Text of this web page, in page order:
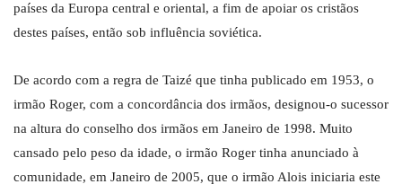
países da Europa central e oriental, a fim de apoiar os cristãos
destes países, então sob influência soviética.
De acordo com a regra de Taizé que tinha publicado em 1953, o
irmão Roger, com a concordância dos irmãos, designou-o sucessor
na altura do conselho dos irmãos em Janeiro de 1998. Muito
cansado pelo peso da idade, o irmão Roger tinha anunciado à
comunidade, em Janeiro de 2005, que o irmão Alois iniciaria este